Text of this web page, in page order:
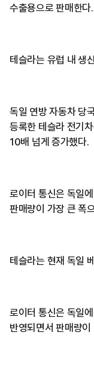
수출용으로 판매한다.
테슬라는 유럽 내 생
독일 연방 자동차 당
등록한 테슬라 전기
10배 넘게 증가했다.
로이터 통신은 독일
판매량이 가장 큰 폭
테슬라는 현재 독일
로이터 통신은 독일
반영되면서 판매량